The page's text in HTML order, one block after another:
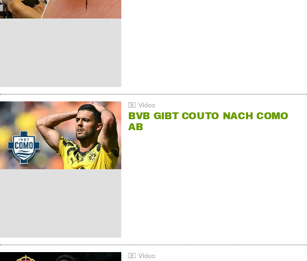
BVB GIBT COUTO NACH COMO
AB